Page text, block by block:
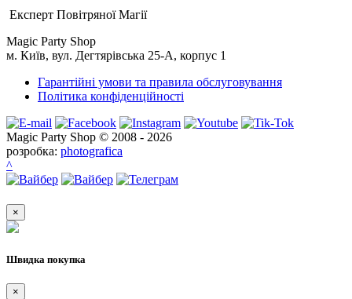
Експерт Повітряної Магії
Magic Party Shop
м. Київ, вул. Дегтярівська 25-А, корпус 1
Гарантійні умови та правила обслуговування
Політика конфіденційності
Magic Party Shop © 2008 - 2026
розробка: photografica
^
×
Швидка покупка
×